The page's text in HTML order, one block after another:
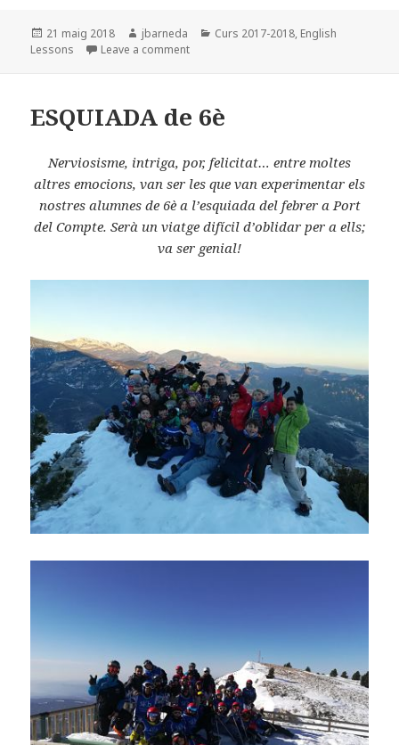
IMG_20180518_101824R
IMG_20180518_095948R
IMG_20180518_095930R
IMG_20180518_095927R
IMG_20180518_095630R
IMG_20180518_095620R
IMG_20180518_095516R
IMG_20180518_095431R
IMG_20180518_094846R
IMG_20180518_094726R
IMG_20180518_094456R
Posted
on
21 maig 2018 Author
jbarneda Categories
Curs 2017-2018, English
Lessons
Leave a comment
ESQUIADA de 6è
Nerviosisme, intriga, por, felicitat… entre moltes
altres emocions, van ser les que van experimentar els
nostres alumnes de 6è a l’esquiada del febrer a Port
del Compte. Serà un viatge difícil d’oblidar per a ells;
va ser genial!